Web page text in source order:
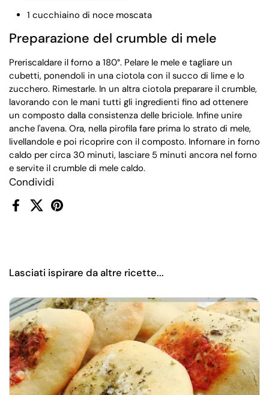
Condividi
FacebookX (Twitter)Pinterest
1 cucchiaino di noce moscata
Preparazione del crumble di mele
Preriscaldare il forno a 180°. Pelare le mele e tagliare un
cubetti, ponendoli in una ciotola con il succo di lime e lo
zucchero. Rimestarle. In un altra ciotola preparare il crumble,
lavorando con le mani tutti gli ingredienti fino ad ottenere
un composto dalla consistenza delle briciole. Infine unire
anche l'avena. Ora, nella pirofila fare prima lo strato di mele,
livellandole e poi ricoprire con il composto. Infornare in forno
caldo per circa 30 minuti, lasciare 5 minuti ancora nel forno
e servite il crumble di mele caldo.
Lasciati ispirare da altre ricette...